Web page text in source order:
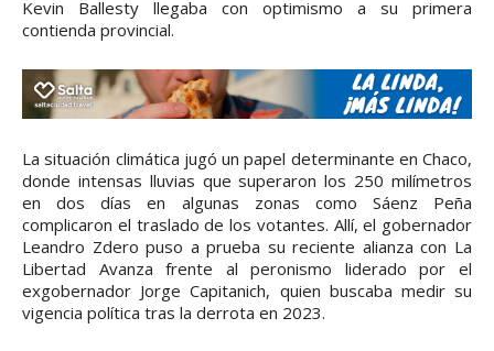
Kevin Ballesty llegaba con optimismo a su primera
contienda provincial.
La situación climática jugó un papel determinante en Chaco,
donde intensas lluvias que superaron los 250 milímetros
en dos días en algunas zonas como Sáenz Peña
complicaron el traslado de los votantes. Allí, el gobernador
Leandro Zdero puso a prueba su reciente alianza con La
Libertad Avanza frente al peronismo liderado por el
exgobernador Jorge Capitanich, quien buscaba medir su
vigencia política tras la derrota en 2023.